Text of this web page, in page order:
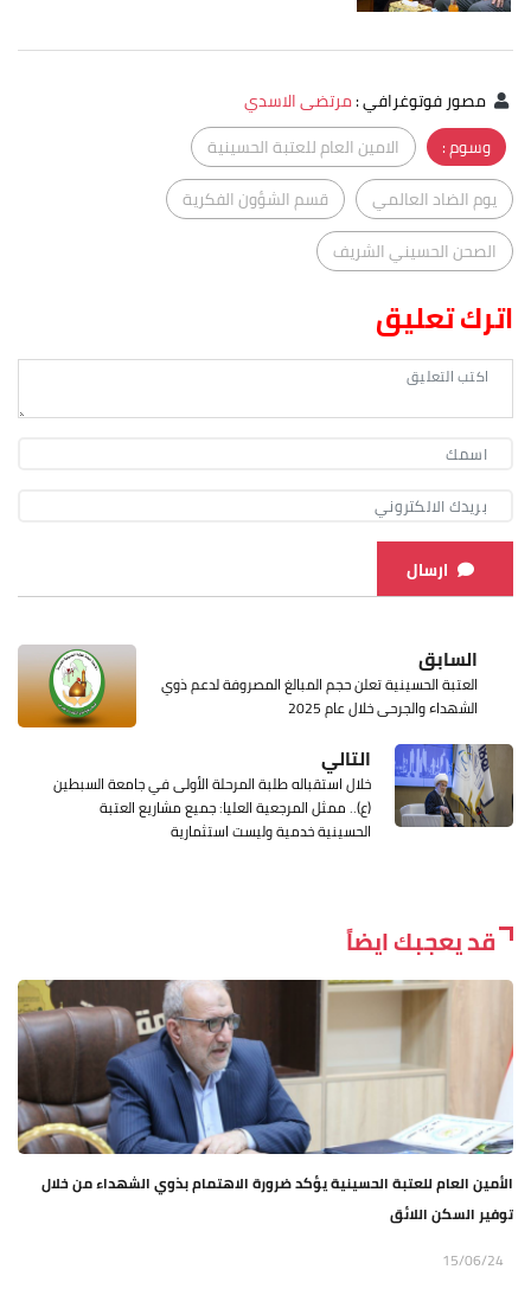
مصور فوتوغرافي:مرتضى الاسدي
وسوم :
الامين العام للعتبة الحسينية
يوم الضاد العالمي
قسم الشؤون الفكرية
الصحن الحسيني الشريف
اترك تعليق
ارسال
السابق
العتبة الحسينية تعلن حجم المبالغ المصروفة لدعم ذوي
الشهداء والجرحى خلال عام 2025
التالي
خلال استقباله طلبة المرحلة الأولى في جامعة السبطين
(ع).. ممثل المرجعية العليا: جميع مشاريع العتبة
الحسينية خدمية وليست استثمارية
قد يعجبك ايضاً
الأمين العام للعتبة الحسينية يؤكد ضرورة الاهتمام بذوي الشهداء من خلال
توفير السكن اللائق
15/06/24